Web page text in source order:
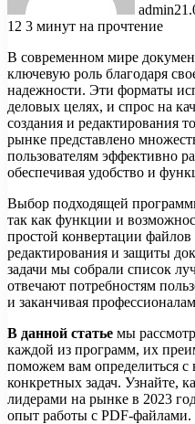
admin
12 3 минут на прочтение
В современном мире
ключевую роль благодаря
надежности. Эти форматы
деловых целях, и спрос на
создания и редактирования
рынке представлено
пользователям эффективно
обеспечивая удобство и
Выбор подходящей
так как функции и
простой конвертации
редактирования и защиты
задачи мы собрали список
отвечают потребностям
и заканчивая
В данной статье мы
каждой из программ, их
поможем вам определиться
конкретных задач. Узнайте,
лидерами на рынке в 2023
опыт работы с PDF-файлами.